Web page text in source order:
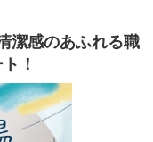
潔感のあふれる職
！